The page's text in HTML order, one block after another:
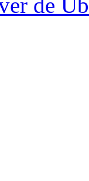
de